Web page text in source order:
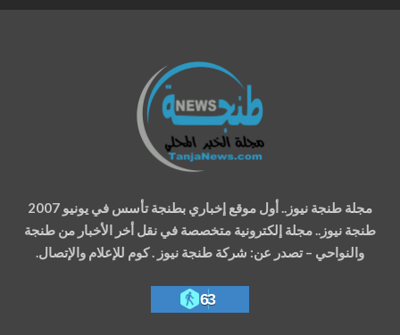
مجلة طنجة نيوز.. أول موقع إخباري بطنجة تأسس في يونيو 2007
طنجة نيوز.. مجلة إلكترونية متخصصة في نقل أخر الأخبار من طنجة
والنواحي – تصدر عن: شركة طنجة نيوز . كوم للإعلام والإتصال.
63